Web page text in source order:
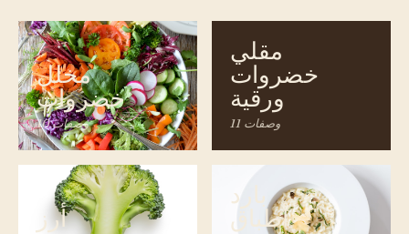
مخلل
خضروات
10 وصفات
مقلي
خضروات
ورقية
11 وصفات
أرز
بارد
أطباق